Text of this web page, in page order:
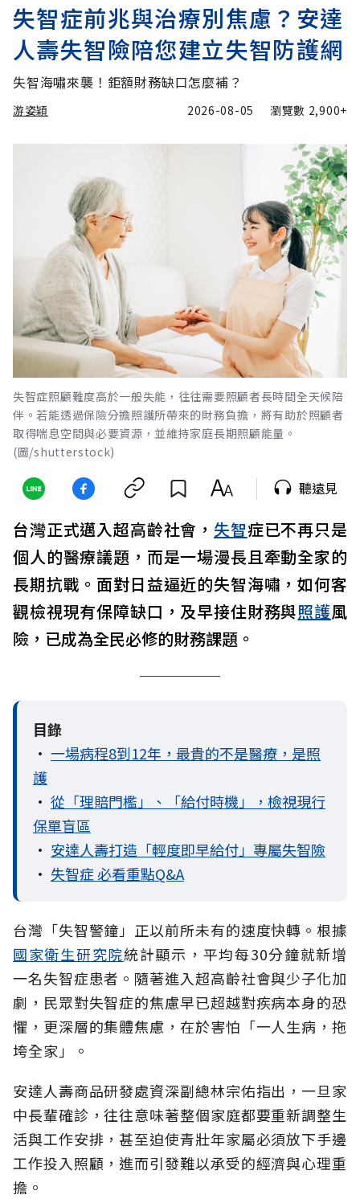
失智症前兆與治療別焦慮？安達
人壽失智險陪您建立失智防護網
失智海嘯來襲！鉅額財務缺口怎麼補？
游姿穎 2026-08-05 瀏覽數 2,900+
失智症照顧難度高於一般失能，往往需要照顧者長時間全天候陪
伴。若能透過保險分擔照護所帶來的財務負擔，將有助於照顧者
取得喘息空間與必要資源，並維持家庭長期照顧能量。
(圖/shutterstock)
聽遠見
台灣正式邁入超高齡社會， 失智症已不再只是
個人的醫療議題，而是一場漫長且牽動全家的
長期抗戰。面對日益逼近的失智海嘯，如何客
觀檢視現有保障缺口，及早接住財務與照護風
險，已成為全民必修的財務課題。
目錄
• 一場病程8到12年，最貴的不是醫療，是照
護
• 從「理賠門檻」、「給付時機」，檢視現行
保單盲區
• 安達人壽打造「輕度即早給付」專屬失智險
• 失智症 必看重點Q&A
台灣「失智警鐘」正以前所未有的速度快轉。根據
國家衛生研究院統計顯示，平均每30分鐘就新增
一名失智症患者。隨著進入超高齡社會與少子化加
劇，民眾對失智症的焦慮早已超越對疾病本身的恐
懼，更深層的集體焦慮，在於害怕「一人生病，拖
垮全家」。
安達人壽商品研發處資深副總林宗佑指出，一旦家
中長輩確診，往往意味著整個家庭都要重新調整生
活與工作安排，甚至迫使青壯年家屬必須放下手邊
工作投入照顧，進而引發難以承受的經濟與心理重
擔。